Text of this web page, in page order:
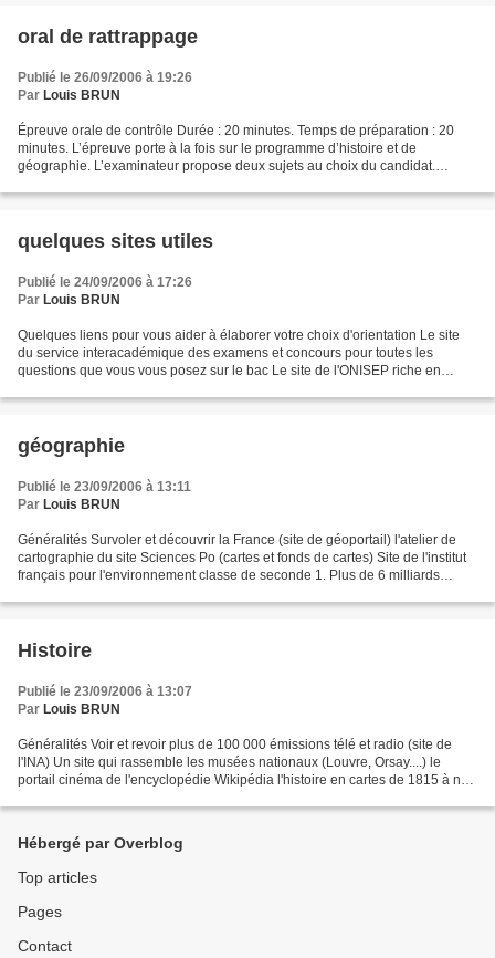
oral de rattrappage
Publié le 26/09/2006 à 19:26
Par Louis BRUN
Épreuve orale de contrôle Durée : 20 minutes. Temps de préparation : 20
minutes. L’épreuve porte à la fois sur le programme d’histoire et de
géographie. L’examinateur propose deux sujets au choix du candidat.
quelques sites utiles
Publié le 24/09/2006 à 17:26
Par Louis BRUN
Quelques liens pour vous aider à élaborer votre choix d'orientation Le site
du service interacadémique des examens et concours pour toutes les
questions que vous vous posez sur le bac Le site de l'ONISEP riche en
géographie
Publié le 23/09/2006 à 13:11
Par Louis BRUN
Généralités Survoler et découvrir la France (site de géoportail) l'atelier de
cartographie du site Sciences Po (cartes et fonds de cartes) Site de l'institut
français pour l'environnement classe de seconde 1. Plus de 6 milliards
Histoire
Publié le 23/09/2006 à 13:07
Par Louis BRUN
Généralités Voir et revoir plus de 100 000 émissions télé et radio (site de
l'INA) Un site qui rassemble les musées nationaux (Louvre, Orsay....) le
portail cinéma de l'encyclopédie Wikipédia l'histoire en cartes de 1815 à nos
Hébergé par Overblog
Top articles
Pages
Contact